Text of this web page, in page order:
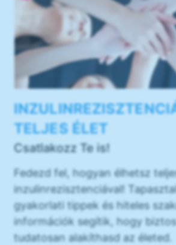
TELJES ÉLET
Csatlakozz Te is!
Fedezd fel, hogyan élhetsz
inzulinrezisztenciával!
gyakorlati tippek és hiteles
információk segítik, hogy
tudatosan alakíthasd az életed.